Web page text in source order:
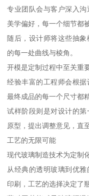
专业团队会与客户深入
美学偏好，每一个细节都
随后，设计师将这些抽
的每一处曲线与棱角。
开模是定制过程中至关重
经验丰富的工程师会根
最终成品的每一个尺寸都
试样阶段则是对设计的
原型，提出调整意见，直
工艺的无限可能
现代玻璃制造技术为定制
从经典的透明玻璃到优
印刷，工艺的选择决定了